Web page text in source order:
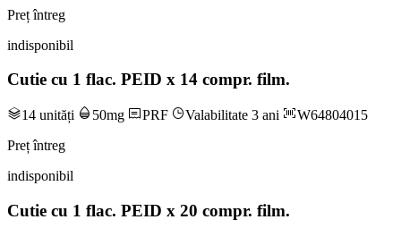
Preț întreg
indisponibil
Cutie cu 1 flac. PEID x 14 compr. film.
14 unități 50mg PRF Valabilitate 3 ani
W64804015
Preț întreg
indisponibil
Cutie cu 1 flac. PEID x 20 compr. film.